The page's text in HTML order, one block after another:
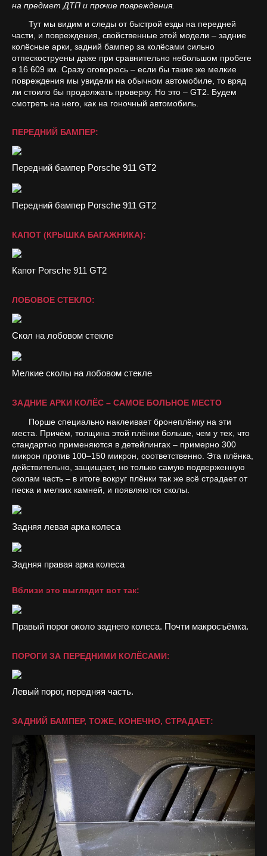
на предмет ДТП и прочие повреждения.
Тут мы видим и следы от быстрой езды на передней
части, и повреждения, свойственные этой модели – задние
колёсные арки, задний бампер за колёсами сильно
отпескоструены даже при сравнительно небольшом пробеге
в 16 609 км. Сразу оговорюсь – если бы такие же мелкие
повреждения мы увидели на обычном автомобиле, то вряд
ли стоило бы продолжать проверку. Но это – GT2. Будем
смотреть на него, как на гоночный автомобиль.
ПЕРЕДНИЙ БАМПЕР:
Передний бампер Porsche 911 GT2
Передний бампер Porsche 911 GT2
КАПОТ (КРЫШКА БАГАЖНИКА):
Капот Porsche 911 GT2
ЛОБОВОЕ СТЕКЛО:
Скол на лобовом стекле
Мелкие сколы на лобовом стекле
ЗАДНИЕ АРКИ КОЛЁС – САМОЕ БОЛЬНОЕ МЕСТО
Порше специально наклеивает бронеплёнку на эти
места. Причём, толщина этой плёнки больше, чем у тех, что
стандартно применяются в детейлингах – примерно 300
микрон против 100–150 микрон, соответственно. Эта плёнка,
действительно, защищает, но только самую подверженную
сколам часть – в итоге вокруг плёнки так же всё страдает от
песка и мелких камней, и появляются сколы.
Задняя левая арка колеса
Задняя правая арка колеса
Вблизи это выглядит вот так:
Правый порог около заднего колеса. Почти макросъёмка.
ПОРОГИ ЗА ПЕРЕДНИМИ КОЛЁСАМИ:
Левый порог, передняя часть.
ЗАДНИЙ БАМПЕР, ТОЖЕ, КОНЕЧНО, СТРАДАЕТ: